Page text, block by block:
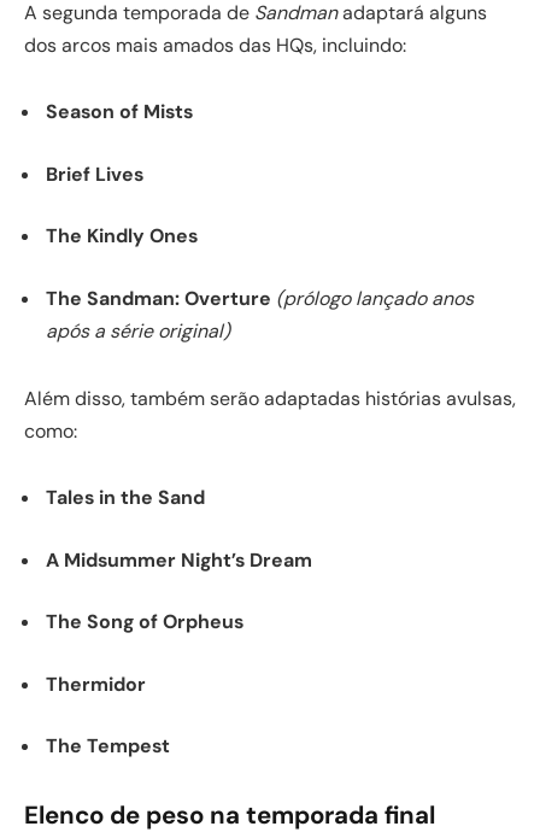
A segunda temporada de Sandmanadaptará alguns
dos arcos mais amados das HQs, incluindo:
Season of Mists
Brief Lives
The Kindly Ones
The Sandman: Overture (prólogo lançado anos
após a série original)
Além disso, também serão adaptadas histórias avulsas,
como:
Tales in the Sand
A Midsummer Night’s Dream
The Song of Orpheus
Thermidor
The Tempest
Elenco de peso na temporada final